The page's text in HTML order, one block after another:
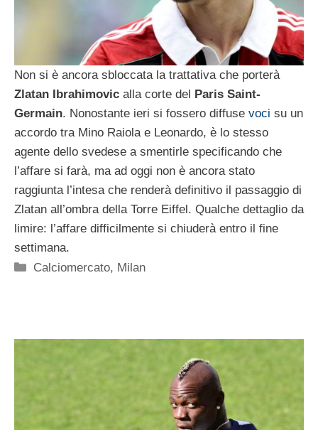
Non si è ancora sbloccata la trattativa che porterà
Zlatan Ibrahimovic alla corte del Paris Saint-
Germain. Nonostante ieri si fossero diffuse voci su un
accordo tra Mino Raiola e Leonardo, è lo stesso
agente dello svedese a smentirle specificando che
l’affare si farà, ma ad oggi non è ancora stato
raggiunta l’intesa che renderà definitivo il passaggio di
Zlatan all’ombra della Torre Eiffel. Qualche dettaglio da
limire: l’affare difficilmente si chiuderà entro il fine
settimana.
Categorie
Calciomercato, Milan